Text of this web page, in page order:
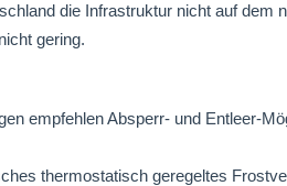
die Infrastruktur nicht auf dem
gering.
empfehlen Absperr- und Entleer-
thermostatisch geregeltes